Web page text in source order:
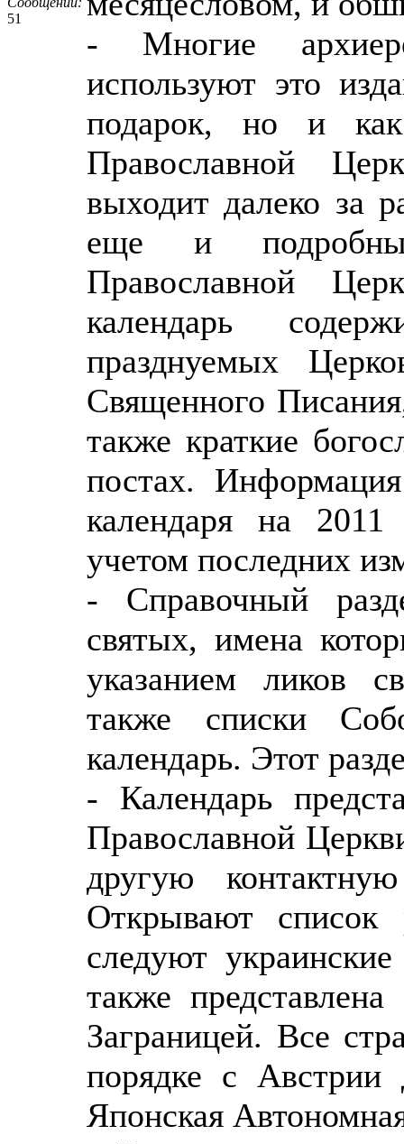
51
- Многие
используют это
подарок, но и как
Православной
выходит далеко за
еще и
Православной
календарь
празднуемых
Священного
также краткие
постах.
календаря на 2011
учетом последних
- Справочный
святых, имена
указанием ликов
также списки
календарь. Этот
- Календарь
Православной
другую
Открывают список
следуют
также
Заграницей. Все
порядке с Австрии
Японская